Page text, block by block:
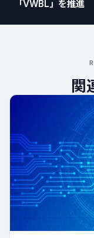
「VWBL」を推進
関